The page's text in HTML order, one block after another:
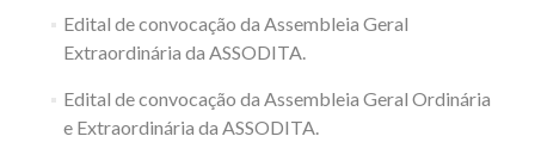
Edital de convocação da Assembleia Geral
Extraordinária da ASSODITA.
Edital de convocação da Assembleia Geral Ordinária
e Extraordinária da ASSODITA.